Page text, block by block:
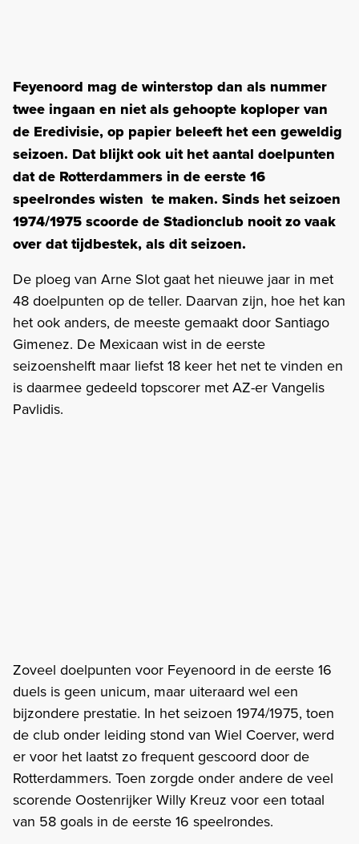
Feyenoord mag de winterstop dan als nummer
twee ingaan en niet als gehoopte koploper van
de Eredivisie, op papier beleeft het een geweldig
seizoen. Dat blijkt ook uit het aantal doelpunten
dat de Rotterdammers in de eerste 16
speelrondes wisten te maken. Sinds het seizoen
1974/1975 scoorde de Stadionclub nooit zo vaak
over dat tijdbestek, als dit seizoen.
De ploeg van Arne Slot gaat het nieuwe jaar in met
48 doelpunten op de teller. Daarvan zijn, hoe het kan
het ook anders, de meeste gemaakt door Santiago
Gimenez. De Mexicaan wist in de eerste
seizoenshelft maar liefst 18 keer het net te vinden en
is daarmee gedeeld topscorer met AZ-er Vangelis
Pavlidis.
Zoveel doelpunten voor Feyenoord in de eerste 16
duels is geen unicum, maar uiteraard wel een
bijzondere prestatie. In het seizoen 1974/1975, toen
de club onder leiding stond van Wiel Coerver, werd
er voor het laatst zo frequent gescoord door de
Rotterdammers. Toen zorgde onder andere de veel
scorende Oostenrijker Willy Kreuz voor een totaal
van 58 goals in de eerste 16 speelrondes.